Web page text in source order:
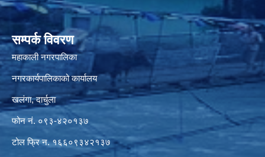
सम्पर्क विवरण
महाकाली नगरपालिका
नगरकार्यपालिकाको कार्यालय
खलंगा, दार्चुला
फोन नं. ०९३-४२०१३७
टोल फ्रि न. १६६०९३४२१३७